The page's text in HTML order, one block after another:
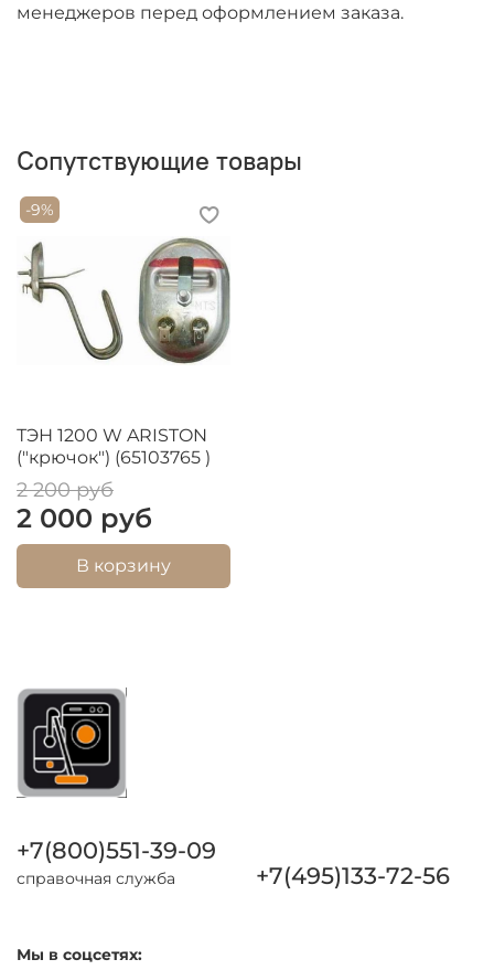
менеджеров перед оформлением заказа.
Сопутствующие товары
-9%
ТЭН 1200 W ARISTON
("крючок") (65103765 )
2 200 руб
2 000 руб
В корзину
+7(800)551-39-09
справочная служба +7(495)133-72-56
Мы в соцсетях: